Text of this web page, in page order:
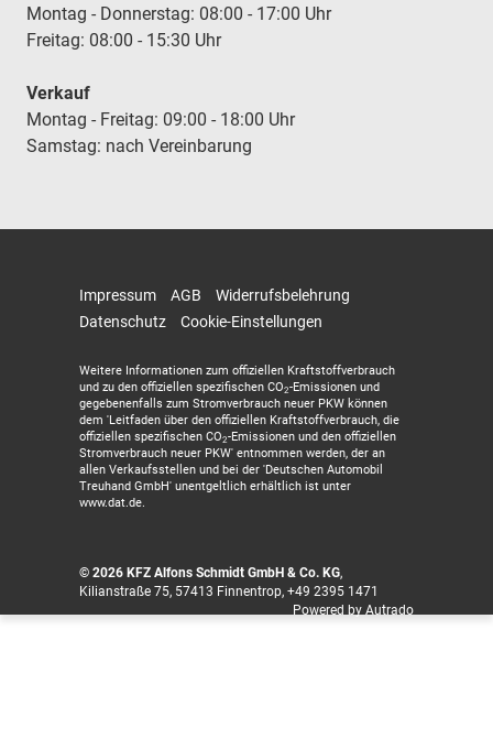
Montag - Donnerstag: 08:00 - 17:00 Uhr
Freitag: 08:00 - 15:30 Uhr
Verkauf
Montag - Freitag: 09:00 - 18:00 Uhr
Samstag: nach Vereinbarung
Impressum AGB
Widerrufsbelehrung
Datenschutz
Cookie-Einstellungen
Weitere Informationen zum offiziellen Kraftstoffverbrauch
und zu den offiziellen spezifischen CO2-Emissionen und
gegebenenfalls zum Stromverbrauch neuer PKW können
dem 'Leitfaden über den offiziellen Kraftstoffverbrauch, die
offiziellen spezifischen CO2-Emissionen und den offiziellen
Stromverbrauch neuer PKW' entnommen werden, der an
allen Verkaufsstellen und bei der 'Deutschen Automobil
Treuhand GmbH' unentgeltlich erhältlich ist unter
www.dat.de.
© 2026 KFZ Alfons Schmidt GmbH & Co. KG,
Kilianstraße 75, 57413 Finnentrop, +49 2395 1471
Powered by Autrado